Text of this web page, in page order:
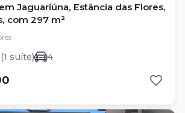
Jaguariúna, Estância das Flores,
com 297 m²
suíte) 4